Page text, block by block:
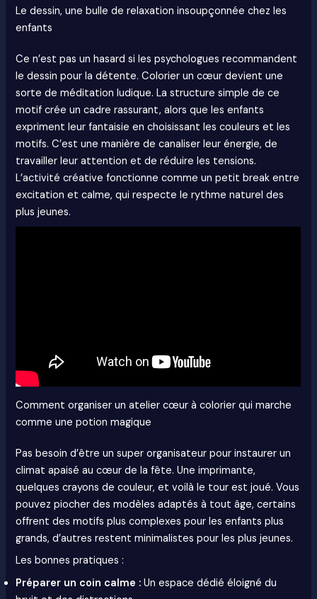
Le dessin, une bulle de relaxation insoupçonnée chez les
enfants
Ce n’est pas un hasard si les psychologues recommandent
le dessin pour la détente. Colorier un cœur devient une
sorte de méditation ludique. La structure simple de ce
motif crée un cadre rassurant, alors que les enfants
expriment leur fantaisie en choisissant les couleurs et les
motifs. C’est une manière de canaliser leur énergie, de
travailler leur attention et de réduire les tensions.
L’activité créative fonctionne comme un petit break entre
excitation et calme, qui respecte le rythme naturel des
plus jeunes.
Comment organiser un atelier cœur à colorier qui marche
comme une potion magique
Pas besoin d’être un super organisateur pour instaurer un
climat apaisé au cœur de la fête. Une imprimante,
quelques crayons de couleur, et voilà le tour est joué. Vous
pouvez piocher des modèles adaptés à tout âge, certains
offrent des motifs plus complexes pour les enfants plus
grands, d’autres restent minimalistes pour les plus jeunes.
Les bonnes pratiques :
Préparer un coin calme : Un espace dédié éloigné du